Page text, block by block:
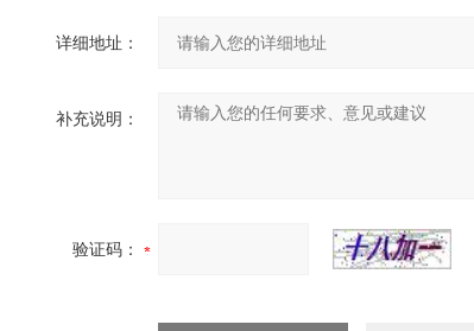
详细地址：
补充说明：
验证码：